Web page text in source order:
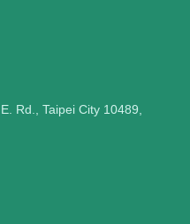
Rd., Taipei City 10489,